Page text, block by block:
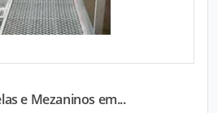
e Mezaninos em...